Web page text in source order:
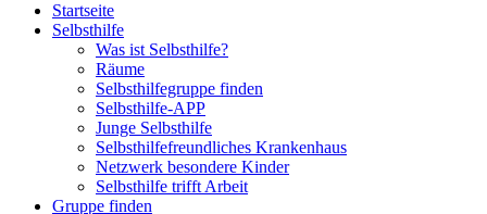
Startseite
Selbsthilfe
Was ist Selbsthilfe?
Räume
Selbsthilfegruppe finden
Selbsthilfe-APP
Junge Selbsthilfe
Selbsthilfefreundliches Krankenhaus
Netzwerk besondere Kinder
Selbsthilfe trifft Arbeit
Gruppe finden